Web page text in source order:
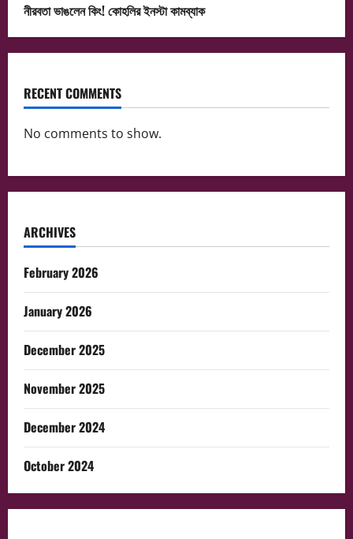
নীরবতা ভাঙলেন কিং! কোহলির ইনস্টা কামব্যাক
RECENT COMMENTS
No comments to show.
ARCHIVES
February 2026
January 2026
December 2025
November 2025
December 2024
October 2024